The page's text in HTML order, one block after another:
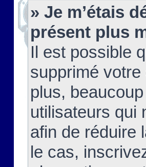
» Je m’étais
présent plus
Il est possible
supprimé
plus,
utilisateurs qui
afin de réduire
le cas,